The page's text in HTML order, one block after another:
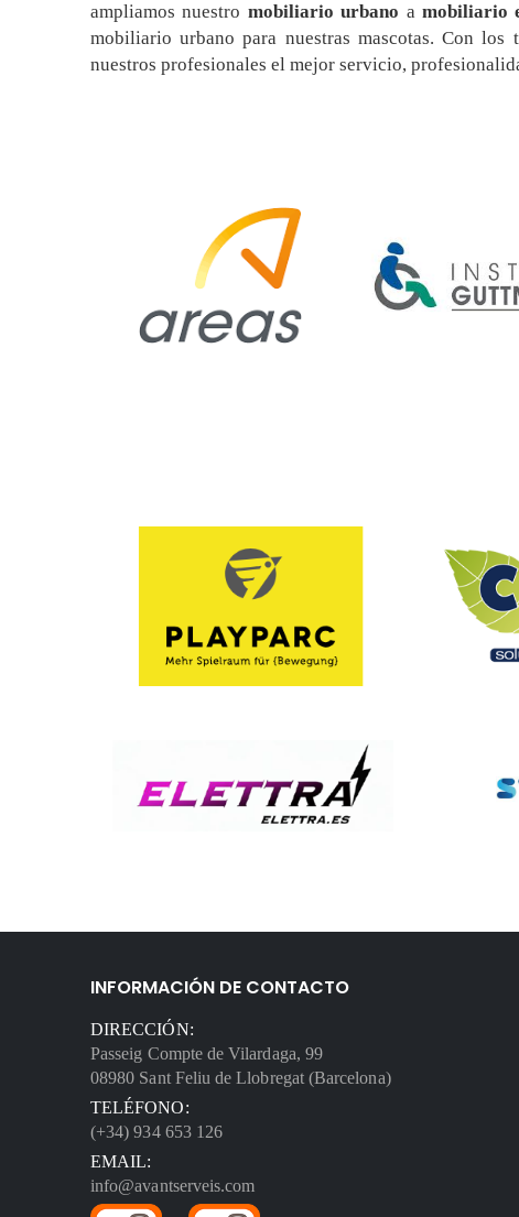
ampliamos nuestro mobiliario urbano a mobiliario
mobiliario urbano para nuestras mascotas. Con
nuestros profesionales el mejor servicio,
INFORMACIÓN DE CONTACTO
DIRECCIÓN:
Passeig Compte de Vilardaga, 99
08980 Sant Feliu de Llobregat (Barcelona)
TELÉFONO:
(+34) 934 653 126
EMAIL:
info@avantserveis.com